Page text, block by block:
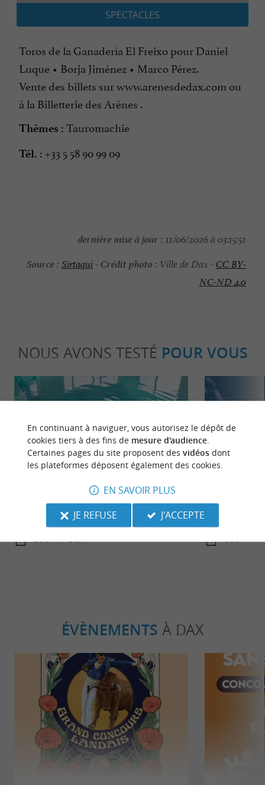
SPECTACLES
Toros de la Ganadería El Freixo pour Daniel
Luque • Borja Jiménez • Marco Pérez.
Vente des billets sur www.arenesdedax.com ou
à la Billetterie des Arènes .
Thèmes : Tauromachie
Tél. : +33 5 58 90 99 09
dernière mise à jour : 11/06/2026 à 03:15:51
Source : Sirtaqui-Crédit photo : Ville de Dax -CC BY-
NC-ND 4.0
NOUS AVONS TESTÉ POUR VOUS
Les thermes et spas des Landes : entre
sources miraculeuses et parenthèses
506 m - Dax
Détente
Les arènes
506 m -
ÉVÈNEMENTS À DAX
En continuant à naviguer, vous autorisez le dépôt de
cookies tiers à des fins de mesure d'audience.
Certaines pages du site proposent des vidéosdont
les plateformes déposent également des cookies.
EN SAVOIR PLUS
JE REFUSE
J'ACCEPTE